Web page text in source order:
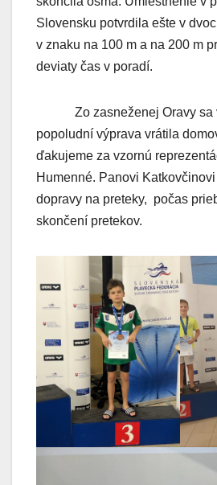
Slovensku potvrdila ešte v
v znaku na 100 m a na 200 m
deviaty čas v poradí.
Zo zasneženej Oravy sa
popoludní výprava vrátila
ďakujeme za vzornú
Humenné. Panovi
dopravy na preteky, počas
skončení pretekov.